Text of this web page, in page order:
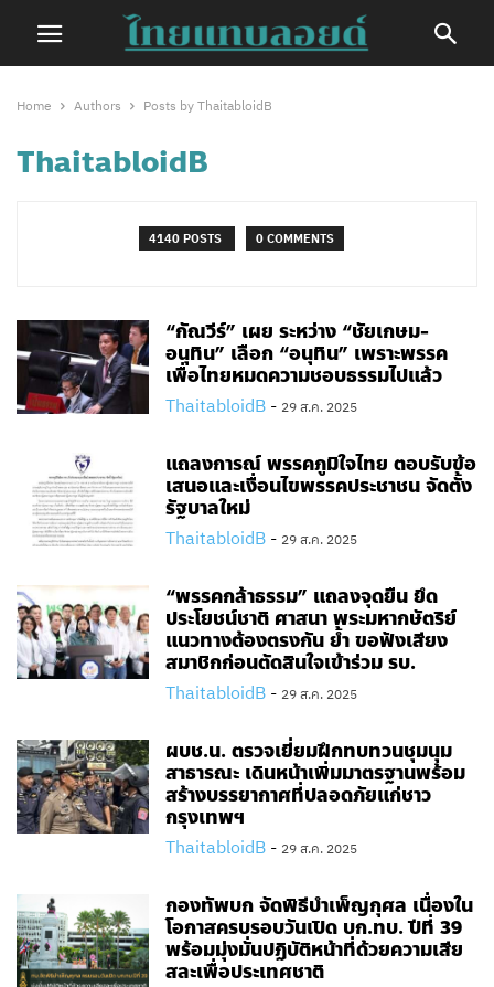
Home Authors Posts by ThaitabloidB
ThaitabloidB
4140 POSTS 0 COMMENTS
“กัณวีร์” เผย ระหว่าง “ชัยเกษม-
อนุทิน” เลือก “อนุทิน” เพราะพรรค
เพื่อไทยหมดความชอบธรรมไปแล้ว
ThaitabloidB - 29 ส.ค. 2025
แถลงการณ์ พรรคภูมิใจไทย ตอบรับข้อ
เสนอและเงื่อนไขพรรคประชาชน จัดตั้ง
รัฐบาลใหม่
ThaitabloidB - 29 ส.ค. 2025
“พรรคกล้าธรรม” แถลงจุดยืน ยึด
ประโยชน์ชาติ ศาสนา พระมหากษัตริย์
แนวทางต้องตรงกัน ย้ำ ขอฟังเสียง
สมาชิกก่อนตัดสินใจเข้าร่วม รบ.
ThaitabloidB - 29 ส.ค. 2025
ผบช.น. ตรวจเยี่ยมฝึกทบทวนชุมนุม
สาธารณะ เดินหน้าเพิ่มมาตรฐานพร้อม
สร้างบรรยากาศที่ปลอดภัยแก่ชาว
กรุงเทพฯ
ThaitabloidB - 29 ส.ค. 2025
กองทัพบก จัดพิธีบำเพ็ญกุศล เนื่องใน
โอกาสครบรอบวันเปิด บก.ทบ. ปีที่ 39
พร้อมมุ่งมั่นปฏิบัติหน้าที่ด้วยความเสีย
สละเพื่อประเทศชาติ